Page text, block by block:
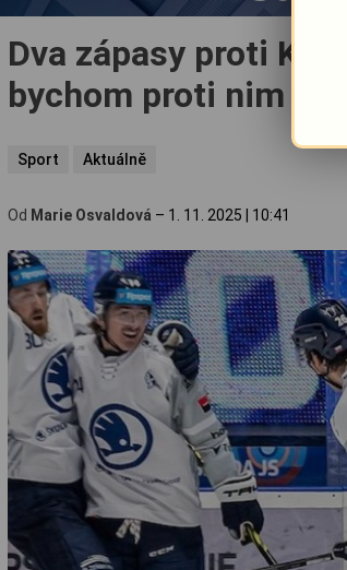
Dva zápasy proti
bychom proti nim
Sport Aktuálně
Od Marie Osvaldová – 1. 11. 2025 10:41